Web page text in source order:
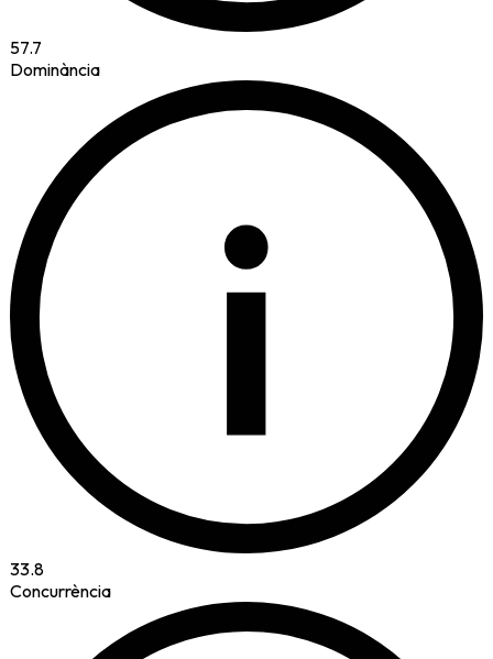
57.7
Dominància
i
33.8
Concurrència